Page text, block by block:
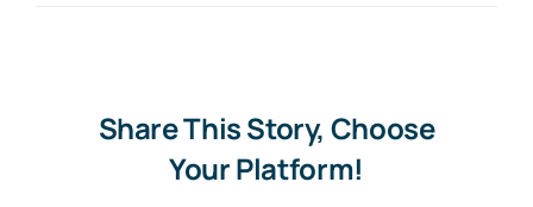
Share This Story, Choose
Your Platform!